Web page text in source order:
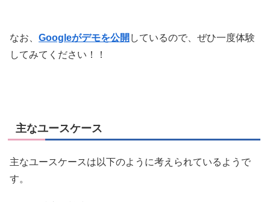
なお、 Googleがデモを公開 しているので、ぜひ一度体験
してみてください！！
主なユースケース
主なユースケースは以下のように考えられているようで
す。